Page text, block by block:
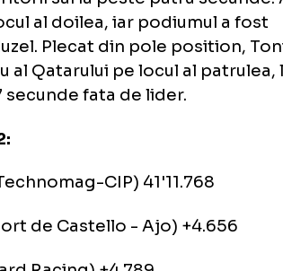
(Rizla Suzuki MotoGP) +1 tur
(Pramac Racing Team) +15
Marlboro Team) +17
pe prima treapta a
sai la peste patru